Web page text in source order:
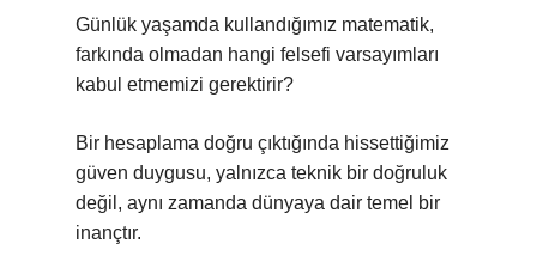
Günlük yaşamda kullandığımız matematik,
farkında olmadan hangi felsefi varsayımları
kabul etmemizi gerektirir?
Bir hesaplama doğru çıktığında hissettiğimiz
güven duygusu, yalnızca teknik bir doğruluk
değil, aynı zamanda dünyaya dair temel bir
inançtır.